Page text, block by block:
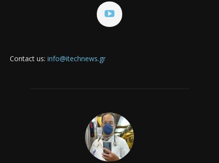
Contact us: info@itechnews.gr